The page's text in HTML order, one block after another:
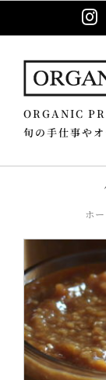
ORGANIC
旬の手仕事や
ホ